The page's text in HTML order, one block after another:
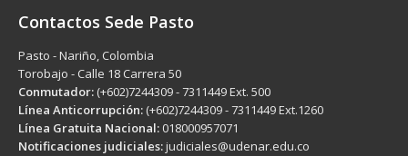
Contactos Sede Pasto
Pasto - Nariño, Colombia
Torobajo - Calle 18 Carrera 50
Conmutador: (+602)7244309 - 7311449 Ext. 500
Línea Anticorrupción: (+602)7244309 - 7311449 Ext.1260
Línea Gratuita Nacional: 018000957071
Notificaciones judiciales:judiciales@udenar.edu.co